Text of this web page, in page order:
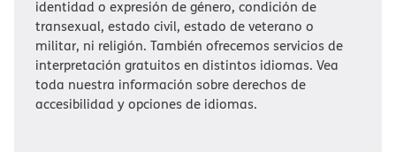
identidad o expresión de género, condición de
transexual, estado civil, estado de veterano o
militar, ni religión. También ofrecemos servicios de
interpretación gratuitos en distintos idiomas. Vea
toda nuestra información sobre derechos de
accesibilidad y opciones de idiomas.​​